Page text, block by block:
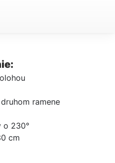
ramene
o 230°
cm